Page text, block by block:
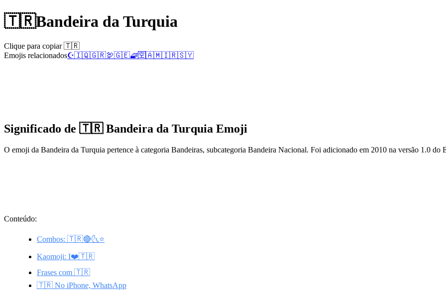
🇹🇷Bandeira da Turquia
Clique para copiar 🇹🇷
Emojis relacionados☪️🇮🇶🇬🇷🦃🇬🇪🧇🈳🇦🇲🇮🇷🇸🇾
Significado de 🇹🇷 Bandeira da Turquia Emoji
O emoji da Bandeira da Turquia pertence à categoria Bandeiras, subcategoria Bandeira Nacional. Foi adicionado em 2010 na versão 1.0 do
Conteúdo:
Combos: 🇹🇷🔴🌜⭐
Kaomoji: I❤️🇹🇷
Frases com 🇹🇷
🇹🇷 No iPhone, WhatsApp